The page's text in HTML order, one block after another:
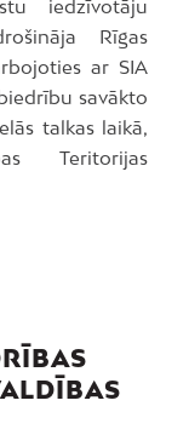
iedzīvotāju
Rīgas
ar SIA
savākto
talkas laikā,
Teritorijas